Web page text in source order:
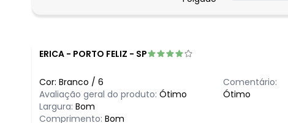
fevereiro/2026
ERICA - PORTO FELIZ - SP
Cor: Branco / 6
Avaliação geral do produto: Ótimo
Largura: Bom
Comprimento: Bom
Comentário:
Ótimo